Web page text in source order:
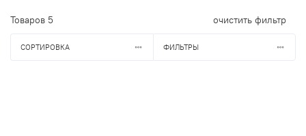
Товаров 5 очистить фильтр
СОРТИРОВКА ФИЛЬТРЫ